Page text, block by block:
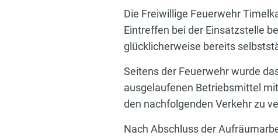
Die Freiwillige Feuerwehr
Eintreffen bei der Einsatzstelle
glücklicherweise bereits
Seitens der Feuerwehr wurde
ausgelaufenen Betriebsmittel
den nachfolgenden Verkehr zu
Nach Abschluss der